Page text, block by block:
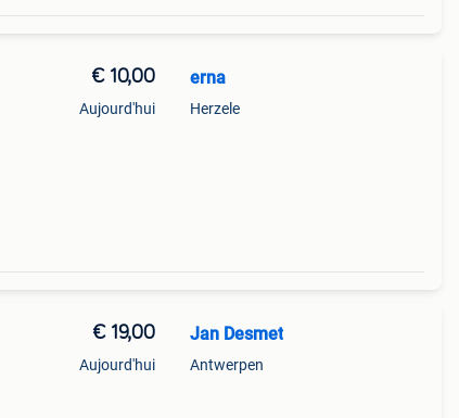
€ 10,00
Aujourd'hui
erna
Herzele
€ 19,00
Aujourd'hui
Jan Desmet
Antwerpen